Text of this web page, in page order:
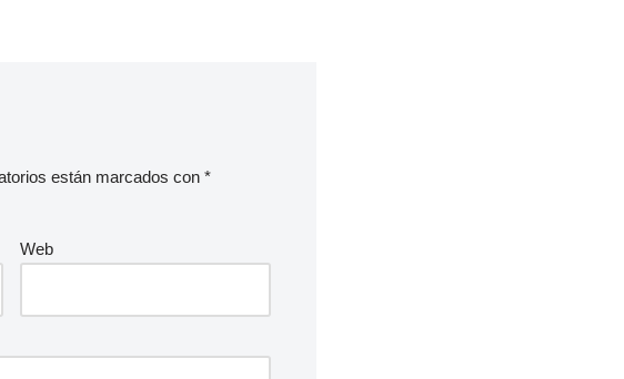
están marcados con *
Web